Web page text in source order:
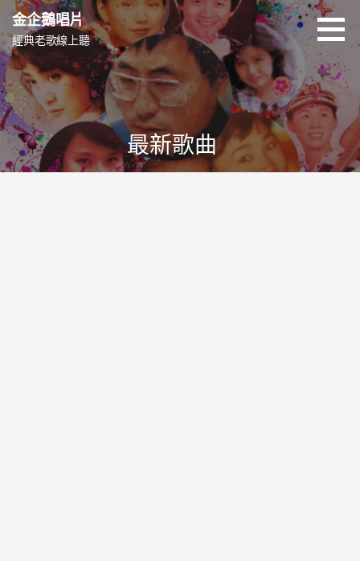
跳
至
主
要
內
容
金企鵝唱片
經典老歌線上聽
最新歌曲